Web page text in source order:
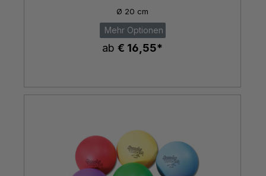
Ø 20 cm
Mehr Optionen
ab € 16,55*